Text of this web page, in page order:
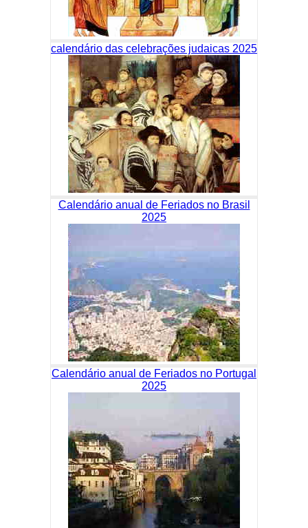
calendário das celebrações judaicas 2025
Calendário anual de Feriados no Brasil
2025
Calendário anual de Feriados no Portugal
2025